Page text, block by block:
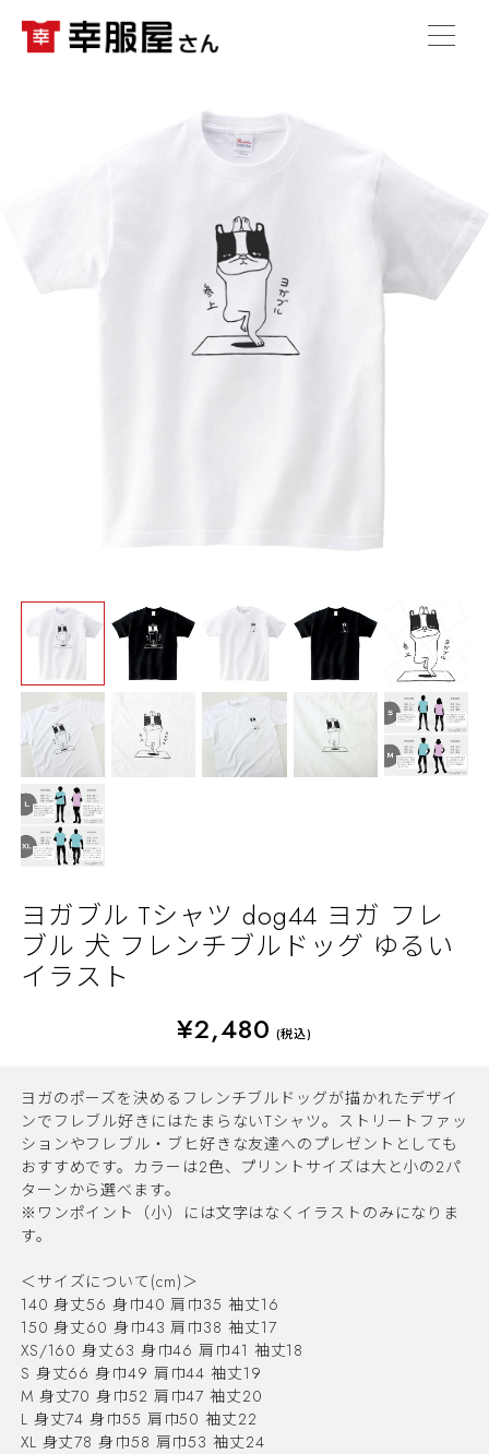
ヨガブル Tシャツ dog44 ヨガ フレ
ブル 犬 フレンチブルドッグ ゆるい
イラスト
¥2,480 (税込)
ヨガのポーズを決めるフレンチブルドッグが描かれたデザイ
ンでフレブル好きにはたまらないTシャツ。ストリートファッ
ションやフレブル・ブヒ好きな友達へのプレゼントとしても
おすすめです。カラーは2色、プリントサイズは大と小の2パ
ターンから選べます。
※ワンポイント（小）には文字はなくイラストのみになりま
す。
＜サイズについて(cm)＞
140 身丈56 身巾40 肩巾35 袖丈16
150 身丈60 身巾43 肩巾38 袖丈17
XS/160 身丈63 身巾46 肩巾41 袖丈18
S 身丈66 身巾49 肩巾44 袖丈19
M 身丈70 身巾52 肩巾47 袖丈20
L 身丈74 身巾55 肩巾50 袖丈22
XL 身丈78 身巾58 肩巾53 袖丈24